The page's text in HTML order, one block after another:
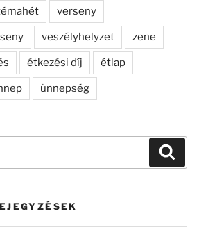
verseny
veszélyhelyzet zene
étkezési díj étlap
ünnepség